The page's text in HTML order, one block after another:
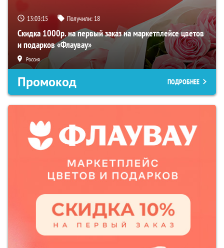
13:03:14 Получили: 18
Скидка 1000р. на первый заказ на маркетплейсе цветов
и подарков «Флаувау»
Россия
Промокод ПОДРОБНЕЕ